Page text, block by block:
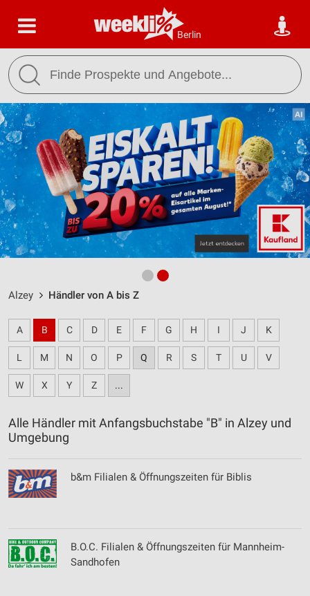
Berlin
Alzey Händler von A bis Z
A B C D E F G H I J K
L M N O P Q R S T U V
W X Y Z ...
Alle Händler mit Anfangsbuchstabe "B" in Alzey und
Umgebung
b&m Filialen & Öffnungszeiten für Biblis
B.O.C. Filialen & Öffnungszeiten für Mannheim-
Sandhofen